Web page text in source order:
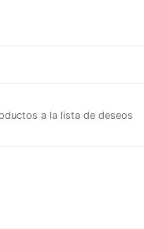
a la lista de deseos